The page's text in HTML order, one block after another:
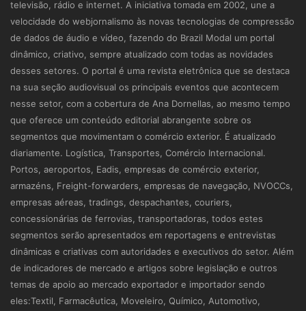
televisão, rádio e internet. A iniciativa tomada em 2002, une a
velocidade do webjornalismo às novas tecnologias de compressão
de dados de áudio e vídeo, fazendo do Brazil Modal um portal
dinâmico, criativo, sempre atualizado com todas as novidades
desses setores. O portal é uma revista eletrônica que se destaca
na sua seção audiovisual os principais eventos que acontecem
nesse setor, com a cobertura de Ana Dornellas, ao mesmo tempo
que oferece um conteúdo editorial abrangente sobre os
segmentos que movimentam o comércio exterior. É atualizado
diariamente. Logística, Transportes, Comércio Internacional.
Portos, aeroportos, Eadis, empresas de comércio exterior,
armazéns, Freight-forwarders, empresas de navegação, NVOCCs,
empresas aéreas, tradings, despachantes, couriers,
concessionárias de ferrovias, transportadoras, todos estes
segmentos serão apresentados em reportagens e entrevistas
dinâmicas e criativas com autoridades e executivos do setor. Além
de indicadores de mercado e artigos sobre legislação e outros
temas de apoio ao mercado exportador e importador sendo
eles:Textil, Farmacêutica, Moveleiro, Químico, Automotivo,